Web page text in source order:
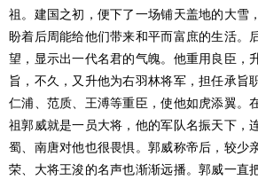
祖。建国之初，便下了一场铺天盖地的大雪
盼着后周能给他们带来和平而富庶的生活。
望，显示出一代名君的气魄。他重用良臣，
旨，不久，又升他为右羽林将军，担任承旨
仁浦、范质、王溥等重臣，使他如虎添翼。
祖郭威就是一员大将，他的军队名振天下，
蜀、南唐对他也很畏惧。郭威称帝后，较少
荣、大将王浚的名声也渐渐远播。郭威一直